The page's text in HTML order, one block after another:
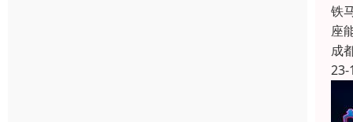
铁
座
成
23-